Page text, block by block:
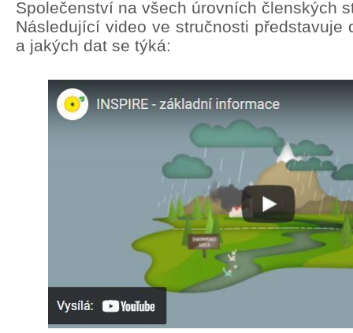
Společenství na všech úrovních členských
Následující video ve stručnosti představuje
a jakých dat se týká: